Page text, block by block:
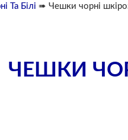
Та Білі ➠ Чешки чорні
ЧЕШКИ